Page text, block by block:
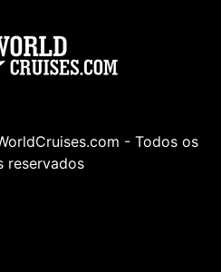
- Todos os
reservados